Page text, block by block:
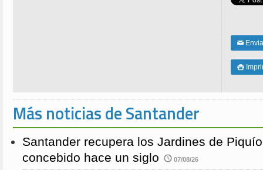
✉

Más noticias de Santander
Santander recupera los Jardines de
concebido hace un siglo
07/08/26